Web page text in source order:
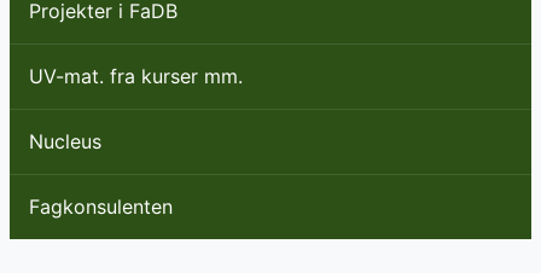
Projekter i FaDB
UV-mat. fra kurser mm.
Nucleus
Fagkonsulenten